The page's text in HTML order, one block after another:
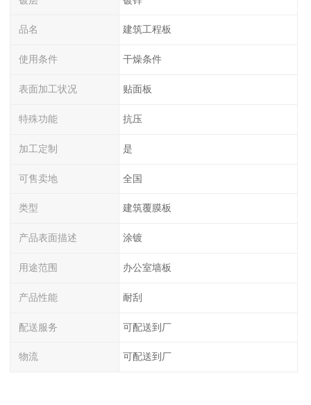
品名 建筑工程板
使用条件 干燥条件
表面加工状况 贴面板
特殊功能 抗压
加工定制 是
可售卖地 全国
类型 建筑覆膜板
产品表面描述 涂镀
用途范围 办公室墙板
产品性能 耐刮
配送服务 可配送到厂
物流 可配送到厂